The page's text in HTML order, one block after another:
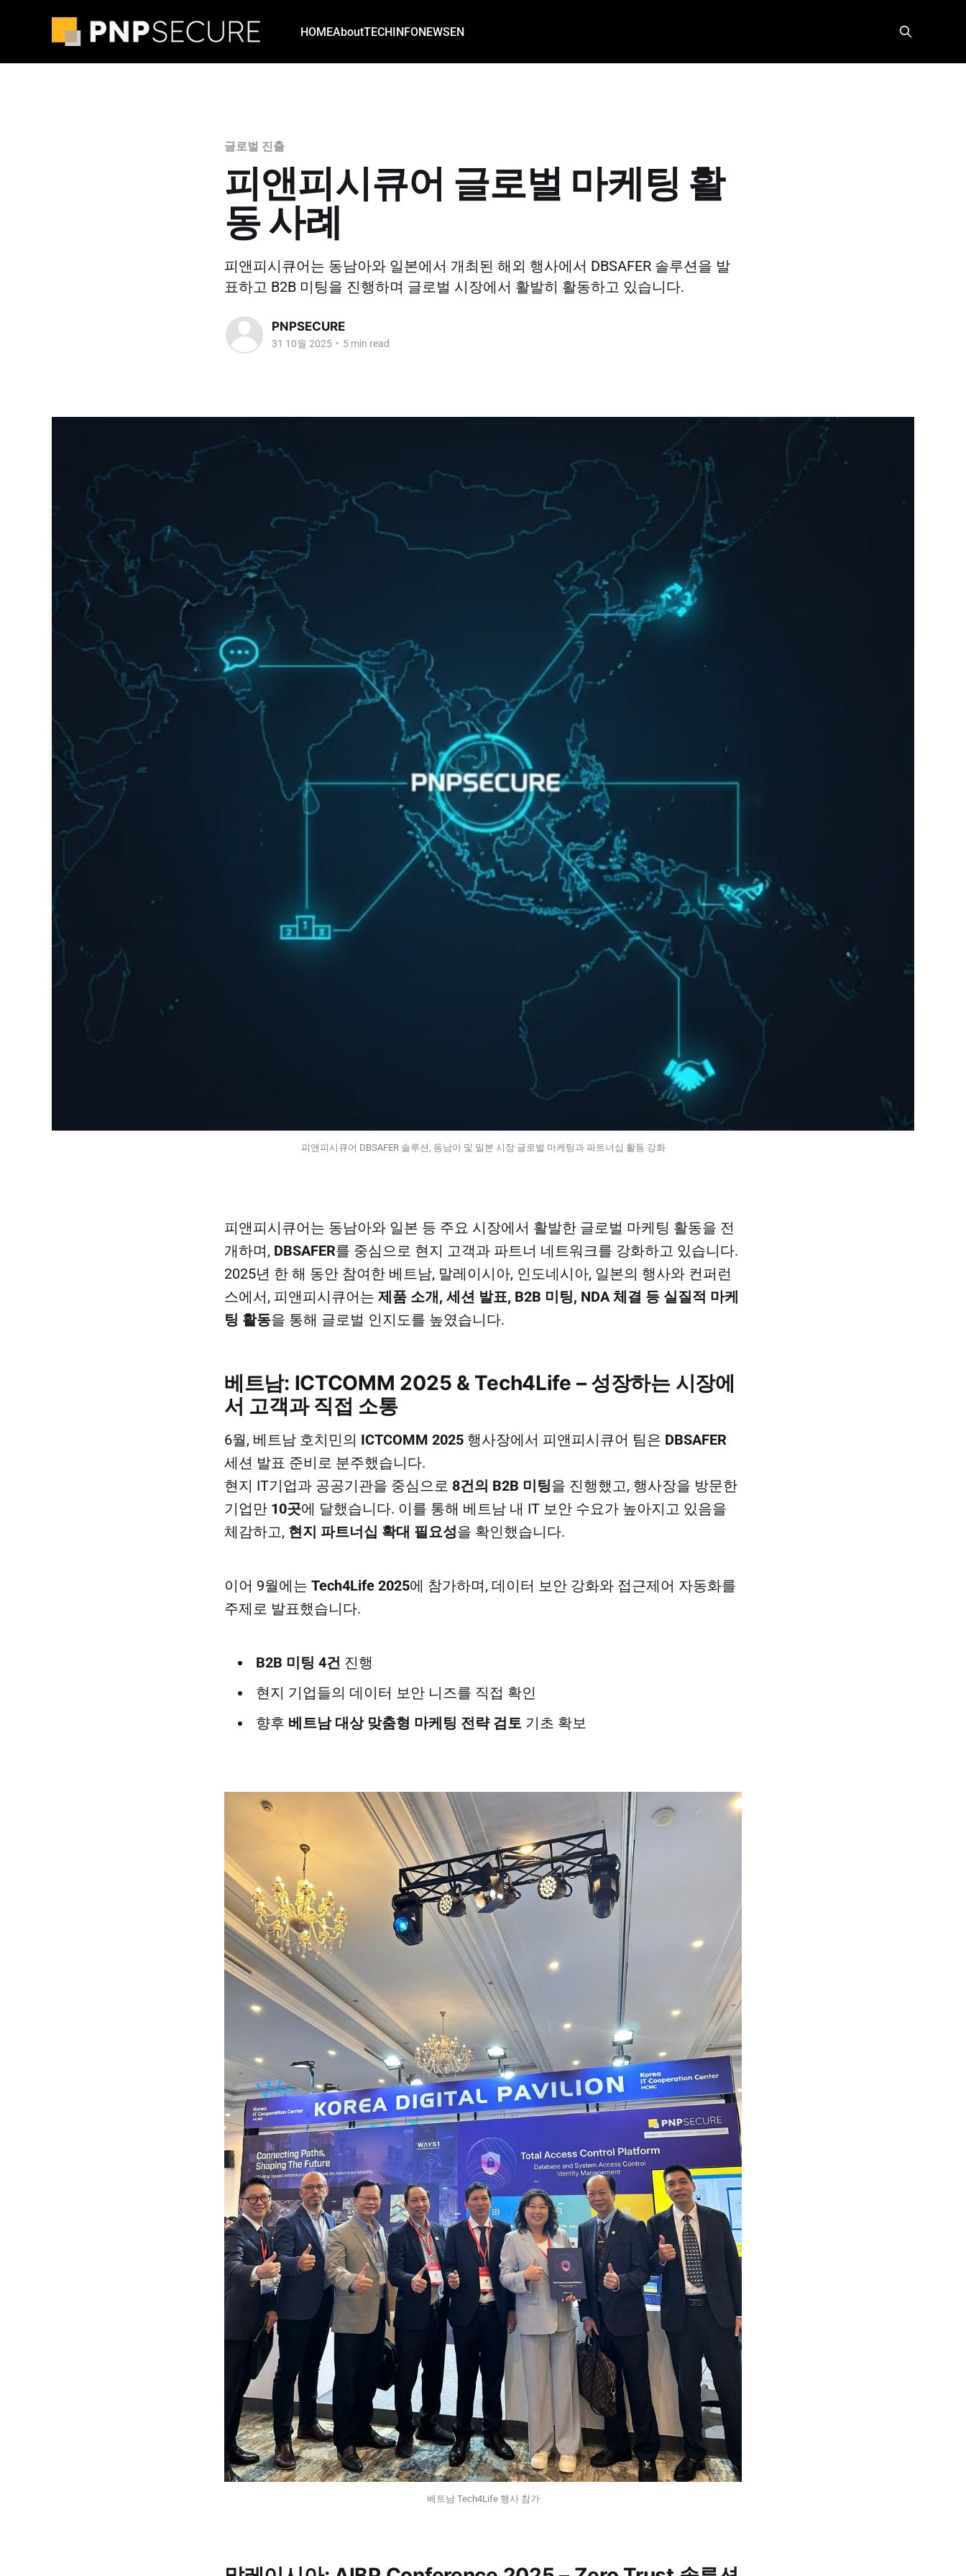
HOMEAboutTECHINFONEWSEN
글로벌 진출
피앤피시큐어 글로벌 마케팅 활
동 사례
피앤피시큐어는 동남아와 일본에서 개최된 해외 행사에서 DBSAFER 솔루션을 발
표하고 B2B 미팅을 진행하며 글로벌 시장에서 활발히 활동하고 있습니다.
PNPSECURE
31 10월 2025 • 5 min read
피앤피시큐어 DBSAFER 솔루션, 동남아 및 일본 시장 글로벌 마케팅과 파트너십 활동 강화
피앤피시큐어는 동남아와 일본 등 주요 시장에서 활발한 글로벌 마케팅 활동을 전
개하며, DBSAFER를 중심으로 현지 고객과 파트너 네트워크를 강화하고 있습니다.
2025년 한 해 동안 참여한 베트남, 말레이시아, 인도네시아, 일본의 행사와 컨퍼런
스에서, 피앤피시큐어는 제품 소개, 세션 발표, B2B 미팅, NDA 체결 등 실질적 마케
팅 활동을 통해 글로벌 인지도를 높였습니다.
베트남: ICTCOMM 2025 & Tech4Life – 성장하는 시장에
서 고객과 직접 소통
6월, 베트남 호치민의 ICTCOMM 2025 행사장에서 피앤피시큐어 팀은 DBSAFER
세션 발표 준비로 분주했습니다.
현지 IT기업과 공공기관을 중심으로 8건의 B2B 미팅을 진행했고, 행사장을 방문한
기업만 10곳에 달했습니다. 이를 통해 베트남 내 IT 보안 수요가 높아지고 있음을
체감하고, 현지 파트너십 확대 필요성을 확인했습니다.
이어 9월에는 Tech4Life 2025에 참가하며, 데이터 보안 강화와 접근제어 자동화를
주제로 발표했습니다.
B2B 미팅 4건 진행
현지 기업들의 데이터 보안 니즈를 직접 확인
향후 베트남 대상 맞춤형 마케팅 전략 검토 기초 확보
베트남 Tech4Life 행사 참가